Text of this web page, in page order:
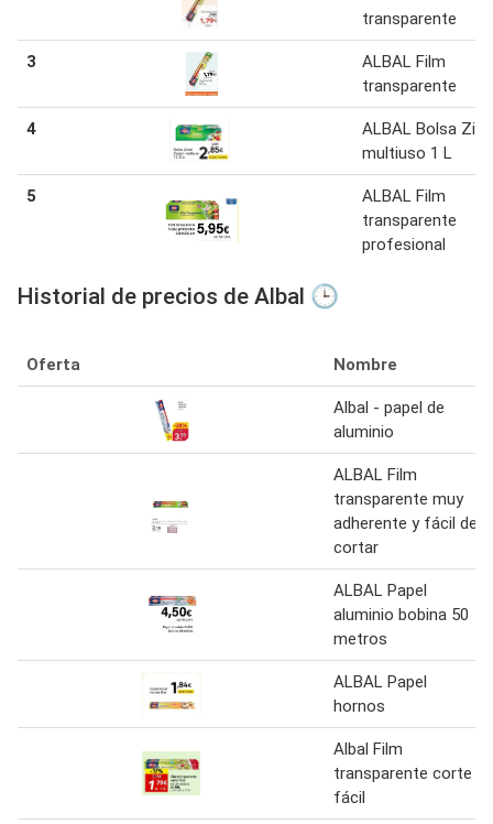
transparente
3
ALBAL Film
transparente
4
ALBAL Bolsa
multiuso 1 L
5
ALBAL Film
transparente
profesional
Historial de precios de Albal 🕒
Oferta Nombre
Albal - papel de
aluminio
ALBAL Film
transparente muy
adherente y fácil de
cortar
ALBAL Papel
aluminio bobina 50
metros
ALBAL Papel
hornos
Albal Film
transparente corte
fácil